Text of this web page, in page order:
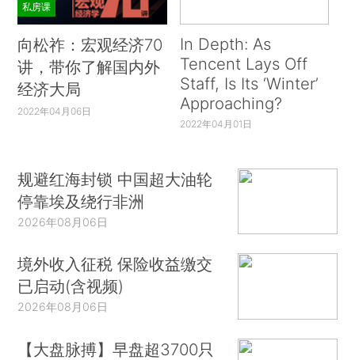
私房课
向松祚：宏观经济70
讲，带你了解国内外
经济大局
2022年04月06日
In Depth: As
Tencent Lays Off
Staff, Is Its ‘Winter’
Approaching?
2022年04月01日
规避红海封锁 中国超大油轮
停靠埃及绕行非洲
2026年08月06日
境外收入征税 保险收益缴交
已启动(含视频)
2026年08月06日
【大盘脉搏】早盘超3700只